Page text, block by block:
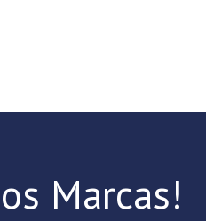
Marcas!